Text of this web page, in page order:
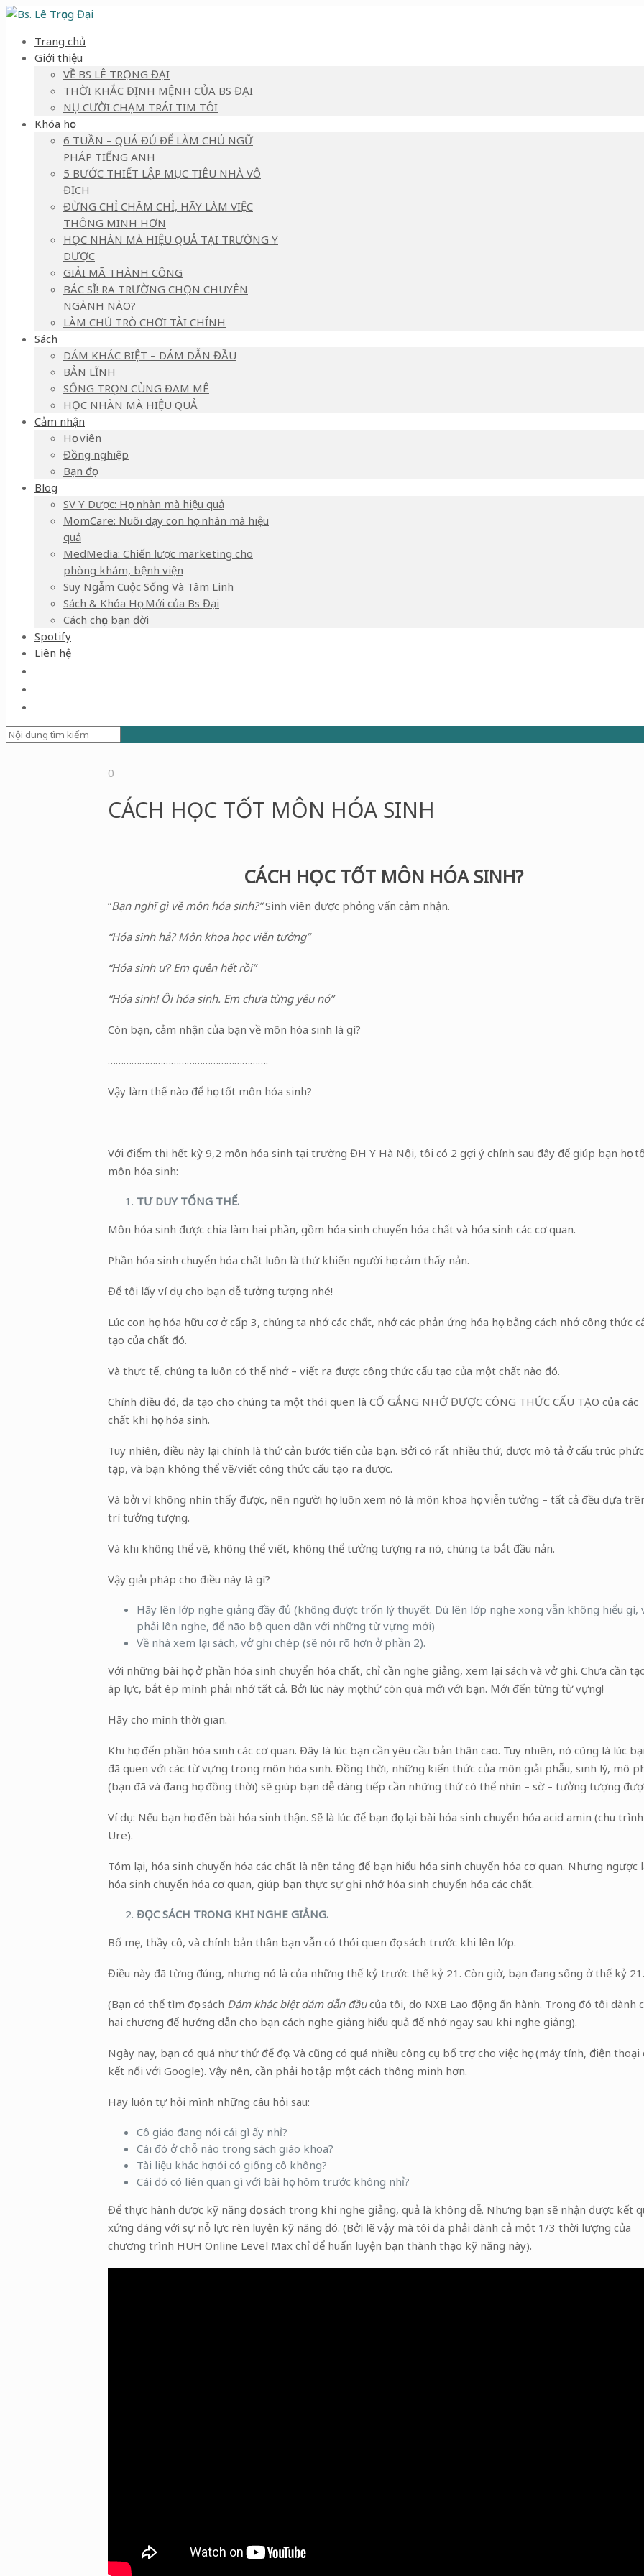
Trang chủ
Giới thiệu
VỀ BS LÊ TRỌNG ĐẠI
THỜI KHẮC ĐỊNH MỆNH CỦA BS ĐẠI
NỤ CƯỜI CHẠM TRÁI TIM TÔI
Khóa học
6 TUẦN – QUÁ ĐỦ ĐỂ LÀM CHỦ NGỮ
PHÁP TIẾNG ANH
5 BƯỚC THIẾT LẬP MỤC TIÊU NHÀ VÔ
ĐỊCH
ĐỪNG CHỈ CHĂM CHỈ, HÃY LÀM VIỆC
THÔNG MINH HƠN
HỌC NHÀN MÀ HIỆU QUẢ TẠI TRƯỜNG Y
DƯỢC
GIẢI MÃ THÀNH CÔNG
BÁC SĨ! RA TRƯỜNG CHỌN CHUYÊN
NGÀNH NÀO?
LÀM CHỦ TRÒ CHƠI TÀI CHÍNH
Sách
DÁM KHÁC BIỆT – DÁM DẪN ĐẦU
BẢN LĨNH
SỐNG TRỌN CÙNG ĐAM MÊ
HỌC NHÀN MÀ HIỆU QUẢ
Cảm nhận
Học viên
Đồng nghiệp
Bạn đọc
Blog
SV Y Dược: Học nhàn mà hiệu quả
MomCare: Nuôi dạy con học nhàn mà hiệu
quả
MedMedia: Chiến lược marketing cho
phòng khám, bệnh viện
Suy Ngẫm Cuộc Sống Và Tâm Linh
Sách & Khóa Học Mới của Bs Đại
Cách chọn bạn đời
Spotify
Liên hệ
0
CÁCH HỌC TỐT MÔN HÓA SINH
CÁCH HỌC TỐT MÔN HÓA SINH?
“Bạn nghĩ gì về môn hóa sinh?”Sinh viên được phỏng vấn cảm nhận.
“Hóa sinh hả? Môn khoa học viễn tưởng”
“Hóa sinh ư? Em quên hết rồi”
“Hóa sinh! Ôi hóa sinh. Em chưa từng yêu nó”
Còn bạn, cảm nhận của bạn về môn hóa sinh là gì?
…………………………………………………….
Vậy làm thế nào để học tốt môn hóa sinh?
Với điểm thi hết kỳ 9,2 môn hóa sinh tại trường ĐH Y Hà Nội, tôi có 2 gợi ý chính sau đây để giúp bạn học
môn hóa sinh:
TƯ DUY TỔNG THỂ.
Môn hóa sinh được chia làm hai phần, gồm hóa sinh chuyển hóa chất và hóa sinh các cơ quan.
Phần hóa sinh chuyển hóa chất luôn là thứ khiến người học cảm thấy nản.
Để tôi lấy ví dụ cho bạn dễ tưởng tượng nhé!
Lúc con học hóa hữu cơ ở cấp 3, chúng ta nhớ các chất, nhớ các phản ứng hóa học bằng cách nhớ công thức
tạo của chất đó.
Và thực tế, chúng ta luôn có thể nhớ – viết ra được công thức cấu tạo của một chất nào đó.
Chính điều đó, đã tạo cho chúng ta một thói quen là CỐ GẮNG NHỚ ĐƯỢC CÔNG THỨC CẤU TẠO của các
chất khi học hóa sinh.
Tuy nhiên, điều này lại chính là thứ cản bước tiến của bạn. Bởi có rất nhiều thứ, được mô tả ở cấu trúc phức
tạp, và bạn không thể vẽ/viết công thức cấu tạo ra được.
Và bởi vì không nhìn thấy được, nên người học luôn xem nó là môn khoa học viễn tưởng – tất cả đều dựa
trí tưởng tượng.
Và khi không thể vẽ, không thể viết, không thể tưởng tượng ra nó, chúng ta bắt đầu nản.
Vậy giải pháp cho điều này là gì?
Hãy lên lớp nghe giảng đầy đủ (không được trốn lý thuyết. Dù lên lớp nghe xong vẫn không hiểu gì,
phải lên nghe, để não bộ quen dần với những từ vựng mới)
Về nhà xem lại sách, vở ghi chép (sẽ nói rõ hơn ở phần 2).
Với những bài học ở phần hóa sinh chuyển hóa chất, chỉ cần nghe giảng, xem lại sách và vở ghi. Chưa cần
áp lực, bắt ép mình phải nhớ tất cả. Bởi lúc này mọi thứ còn quá mới với bạn. Mới đến từng từ vựng!
Hãy cho mình thời gian.
Khi học đến phần hóa sinh các cơ quan. Đây là lúc bạn cần yêu cầu bản thân cao. Tuy nhiên, nó cũng là lúc
đã quen với các từ vựng trong môn hóa sinh. Đồng thời, những kiến thức của môn giải phẫu, sinh lý, mô
(bạn đã và đang học đồng thời) sẽ giúp bạn dễ dàng tiếp cần những thứ có thể nhìn – sờ – tưởng tượng
Ví dụ: Nếu bạn học đến bài hóa sinh thận. Sẽ là lúc để bạn đọc lại bài hóa sinh chuyển hóa acid amin (chu trình
Ure).
Tóm lại, hóa sinh chuyển hóa các chất là nền tảng để bạn hiểu hóa sinh chuyển hóa cơ quan. Nhưng ngược
hóa sinh chuyển hóa cơ quan, giúp bạn thực sự ghi nhớ hóa sinh chuyển hóa các chất.
ĐỌC SÁCH TRONG KHI NGHE GIẢNG.
Bố mẹ, thầy cô, và chính bản thân bạn vẫn có thói quen đọc sách trước khi lên lớp.
Điều này đã từng đúng, nhưng nó là của những thế kỷ trước thế kỷ 21. Còn giờ, bạn đang sống ở thế kỷ 21.
(Bạn có thể tìm đọc sách Dám khác biệt dám dẫn đầucủa tôi, do NXB Lao động ấn hành. Trong đó tôi dành
hai chương để hướng dẫn cho bạn cách nghe giảng hiểu quả để nhớ ngay sau khi nghe giảng).
Ngày nay, bạn có quá như thứ để đọc. Và cũng có quá nhiều công cụ bổ trợ cho việc học (máy tính, điện thoại
kết nối với Google). Vậy nên, cần phải học tập một cách thông minh hơn.
Hãy luôn tự hỏi mình những câu hỏi sau:
Cô giáo đang nói cái gì ấy nhỉ?
Cái đó ở chỗ nào trong sách giáo khoa?
Tài liệu khác họ nói có giống cô không?
Cái đó có liên quan gì với bài học hôm trước không nhỉ?
Để thực hành được kỹ năng đọc sách trong khi nghe giảng, quả là không dễ. Nhưng bạn sẽ nhận được kết
xứng đáng với sự nỗ lực rèn luyện kỹ năng đó. (Bởi lẽ vậy mà tôi đã phải dành cả một 1/3 thời lượng của
chương trình HUH Online Level Max chỉ để huấn luyện bạn thành thạo kỹ năng này).